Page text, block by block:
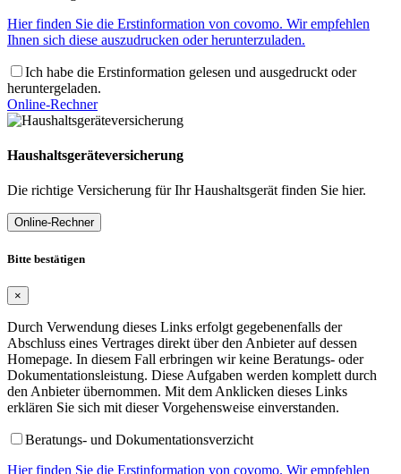
Hier finden Sie die Erstinformation von covomo. Wir empfehlen
Ihnen sich diese auszudrucken oder herunterzuladen.
Ich habe die Erstinformation gelesen und ausgedruckt oder
heruntergeladen.
Online-Rechner
Haushaltsgeräteversicherung
Die richtige Versicherung für Ihr Haushaltsgerät finden Sie hier.
Online-Rechner
Bitte bestätigen
×
Durch Verwendung dieses Links erfolgt gegebenenfalls der
Abschluss eines Vertrages direkt über den Anbieter auf dessen
Homepage. In diesem Fall erbringen wir keine Beratungs- oder
Dokumentationsleistung. Diese Aufgaben werden komplett durch
den Anbieter übernommen. Mit dem Anklicken dieses Links
erklären Sie sich mit dieser Vorgehensweise einverstanden.
Beratungs- und Dokumentationsverzicht
Hier finden Sie die Erstinformation von covomo. Wir empfehlen